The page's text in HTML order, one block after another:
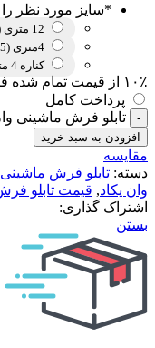
*سایز مورد نظر را
12 متری (4*3)
4متری (2.25*1.5)
کناره 4 متری (4*1)
۱۰٪ از قیمت تمام شده فرش پرداخت کنید
پرداخت کامل
تابلو فرش ماشینی
افزودن به سبد خرید
مقایسه
دسته: تابلو فرش ماشینی
وان یکاد, قیمت تابلو
اشتراک گذاری:
بستن